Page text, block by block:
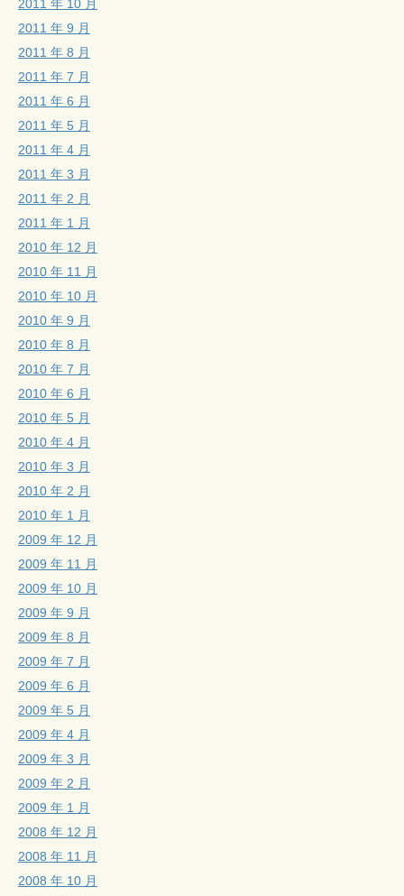
2011 年 10 月
2011 年 9 月
2011 年 8 月
2011 年 7 月
2011 年 6 月
2011 年 5 月
2011 年 4 月
2011 年 3 月
2011 年 2 月
2011 年 1 月
2010 年 12 月
2010 年 11 月
2010 年 10 月
2010 年 9 月
2010 年 8 月
2010 年 7 月
2010 年 6 月
2010 年 5 月
2010 年 4 月
2010 年 3 月
2010 年 2 月
2010 年 1 月
2009 年 12 月
2009 年 11 月
2009 年 10 月
2009 年 9 月
2009 年 8 月
2009 年 7 月
2009 年 6 月
2009 年 5 月
2009 年 4 月
2009 年 3 月
2009 年 2 月
2009 年 1 月
2008 年 12 月
2008 年 11 月
2008 年 10 月